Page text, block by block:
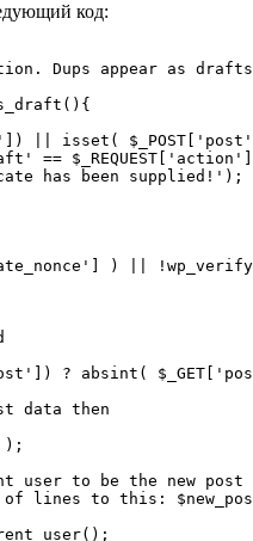
код:
Dups appear as
|| isset(
==
has been supplied!');
) ||
? absint(
data then
user to be the new post
lines to this: